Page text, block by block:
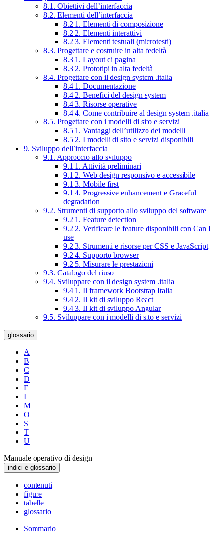
8.1. Obiettivi dell’interfaccia
8.2. Elementi dell’interfaccia
8.2.1. Elementi di composizione
8.2.2. Elementi interattivi
8.2.3. Elementi testuali (microtesti)
8.3. Progettare e costruire in alta fedeltà
8.3.1. Layout di pagina
8.3.2. Prototipi in alta fedeltà
8.4. Progettare con il design system .italia
8.4.1. Documentazione
8.4.2. Benefici del design system
8.4.3. Risorse operative
8.4.4. Come contribuire al design system .italia
8.5. Progettare con i modelli di sito e servizi
8.5.1. Vantaggi dell’utilizzo dei modelli
8.5.2. I modelli di sito e servizi disponibili
9. Sviluppo dell’interfaccia
9.1. Approccio allo sviluppo
9.1.1. Attività preliminari
9.1.2. Web design responsivo e accessibile
9.1.3. Mobile first
9.1.4. Progressive enhancement e Graceful
degradation
9.2. Strumenti di supporto allo sviluppo del software
9.2.1. Feature detection
9.2.2. Verificare le feature disponibili con Can I
use
9.2.3. Strumenti e risorse per CSS e JavaScript
9.2.4. Supporto browser
9.2.5. Misurare le prestazioni
9.3. Catalogo del riuso
9.4. Sviluppare con il design system .italia
9.4.1. Il framework Bootstrap Italia
9.4.2. Il kit di sviluppo React
9.4.3. Il kit di sviluppo Angular
9.5. Sviluppare con i modelli di sito e servizi
glossario
A
B
C
D
E
I
M
O
S
T
U
Manuale operativo di design
indici e glossario
contenuti
figure
tabelle
glossario
Sommario